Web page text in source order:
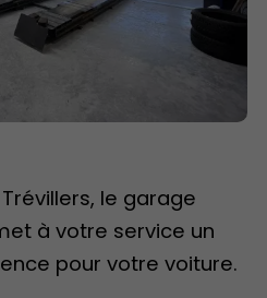
le garage
met à votre service un
pour votre voiture.